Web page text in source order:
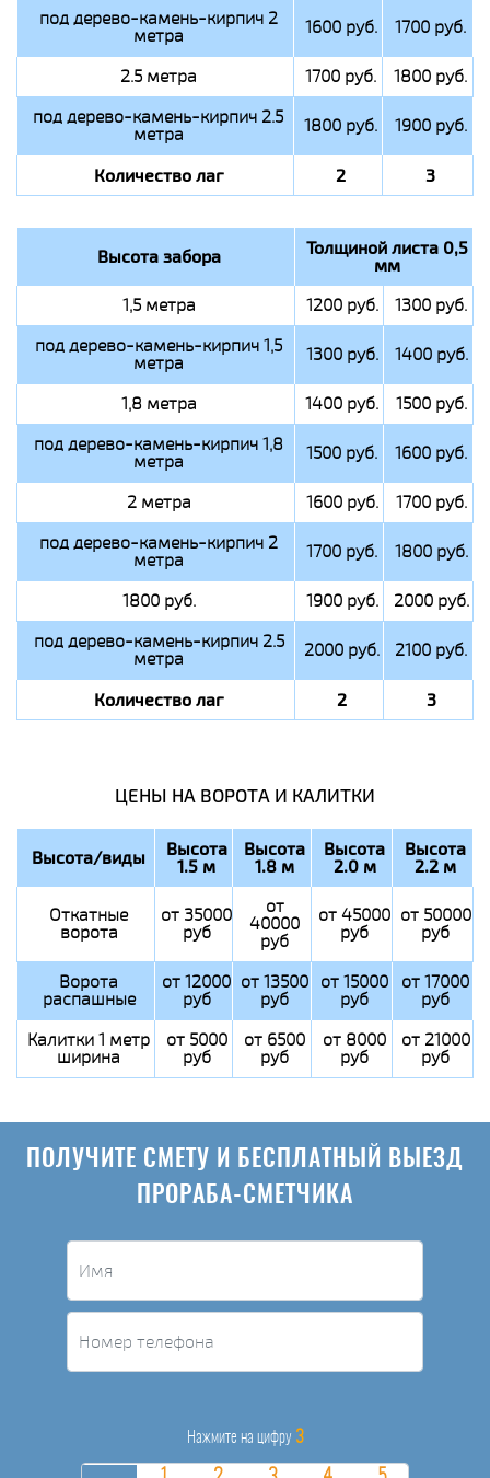
под дерево-камень-кирпич 2
метра 1600 руб. 1700 руб.
2.5 метра 1700 руб.
1800 руб.
под дерево-камень-кирпич 2.5
метра 1800 руб. 1900 руб.
Количество лаг 2 3
Высота забора Толщиной листа 0,5
мм
1,5 метра 1200 руб.
1300 руб.
под дерево-камень-кирпич 1,5
метра 1300 руб. 1400 руб.
1,8 метра 1400 руб.
1500 руб.
под дерево-камень-кирпич 1,8
метра 1500 руб. 1600 руб.
2 метра 1600 руб.
1700 руб.
под дерево-камень-кирпич 2
метра 1700 руб. 1800 руб.
1800 руб. 1900 руб.
2000 руб.
под дерево-камень-кирпич 2.5
метра 2000 руб. 2100 руб.
Количество лаг 2 3
ЦЕНЫ НА ВОРОТА И КАЛИТКИ
Высота/виды Высота
1.5 м
Высота
1.8 м
Высота
2.0 м
Высота
2.2 м
Откатные
ворота
от 35000
руб
от
40000
руб
от 45000
руб
от 50000
руб
Ворота
распашные
от 12000
руб
от 13500
руб
от 15000
руб
от 17000
руб
Калитки 1 метр
ширина
от 5000
руб
от 6500
руб
от 8000
руб
от 21000
руб
ПОЛУЧИТЕ СМЕТУ И БЕСПЛАТНЫЙ ВЫЕЗД
ПРОРАБА-СМЕТЧИКА
Нажмите на цифру 3